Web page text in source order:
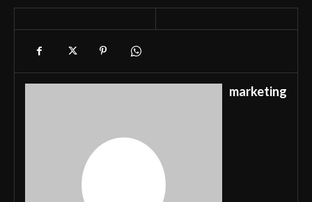
marketing